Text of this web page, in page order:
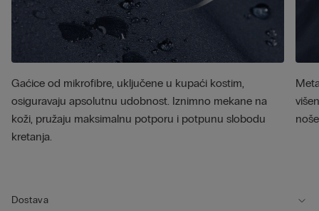
Gaćice od mikrofibre, uključene u kupaći kostim,
osiguravaju apsolutnu udobnost. Iznimno mekane na
koži, pružaju maksimalnu potporu i potpunu slobodu
kretanja.
Dostava